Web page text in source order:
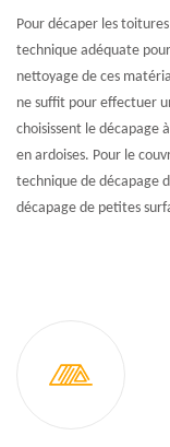
Pour décaper les
technique adéquate
nettoyage de ces
ne suffit pour effectuer
choisissent le décapage
en ardoises. Pour le
technique de décapage
décapage de petites